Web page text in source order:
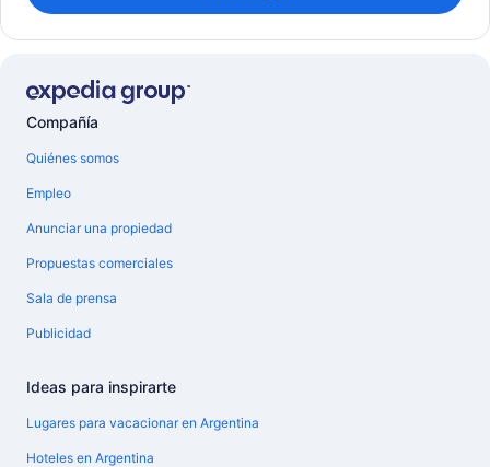
Compañía
Quiénes somos
Empleo
Anunciar una propiedad
Propuestas comerciales
Sala de prensa
Publicidad
Ideas para inspirarte
Lugares para vacacionar en Argentina
Hoteles en Argentina